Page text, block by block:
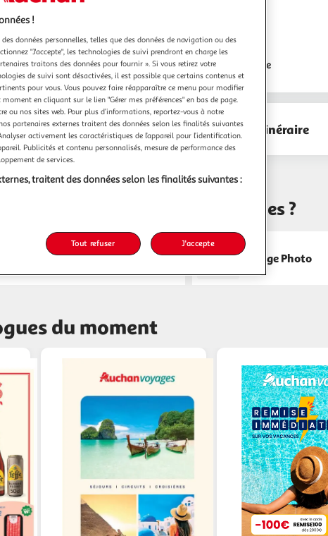
Dimanche
03.28.76.98.40 Voir l'itinéraire
Auchan Supermarché Orchies ?
Tirage Photo
du moment
!
données personnelles, telles que des données de navigation ou des
"J'accepte", les technologies de suivi prendront en charge les
traitons des données pour fournir ». Si vous retirez votre
de suivi sont désactivées, il est possible que certains contenus et
pour vous. Vous pouvez faire réapparaître ce menu pour modifier
en cliquant sur le lien "Gérer mes préférences" en bas de page.
ou nos sites web. Pour plus d’informations, reportez-vous à notre
partenaires externes traitent des données selon les finalités suivantes
activement les caractéristiques de l’appareil pour l’identification.
Publicités et contenu personnalisés, mesure de performance des
de services.
traitent des données selon les finalités suivantes :
Tout refuser J'accepte